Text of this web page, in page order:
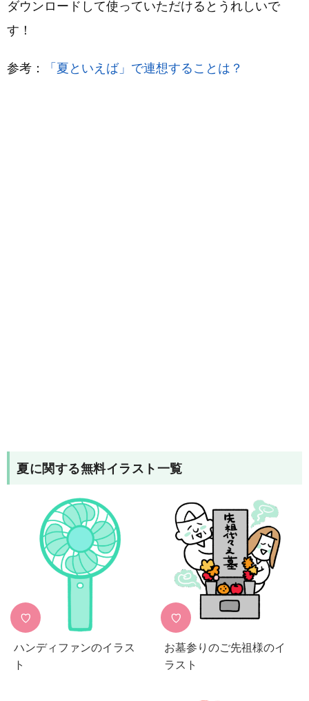
ダウンロードして使っていただけるとうれしいで
す！
参考： 「夏といえば」で連想することは？
夏 に関する無料イラスト一覧
♡
ハンディファンのイラス
ト
♡
お墓参りのご先祖様のイ
ラスト